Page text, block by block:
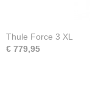
Thule Force 3 XL
€ 779,95